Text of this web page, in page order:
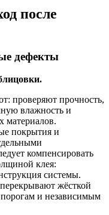
после
дефекты
проверяют прочность,
влажность и
материалов.
покрытия и
компенсировать
клея:
системы.
жёсткой
и независимым